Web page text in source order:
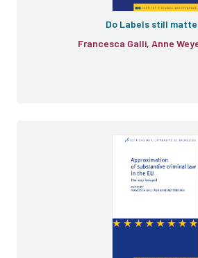
Do Labels still
Francesca Galli, Anne